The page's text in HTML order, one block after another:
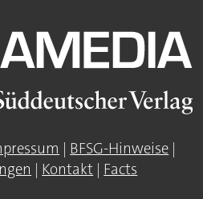
| BFSG-Hinweise |
| Kontakt | Facts